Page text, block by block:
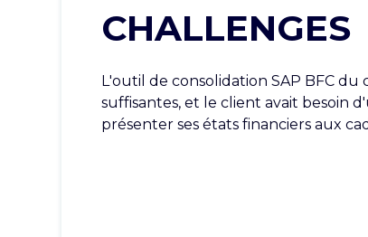
CHALLENGES
L'outil de consolidation SAP BFC
suffisantes, et le client avait besoin
présenter ses états financiers aux